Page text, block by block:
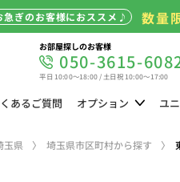
急ぎのお客様におススメ♪ 数量
お部屋探しのお客様
050-3615-
平日 10:00～18:00 / 土日祝 10:00～17:00
あるご質問 オプション ユ
玉県 埼玉県市区町村から探す